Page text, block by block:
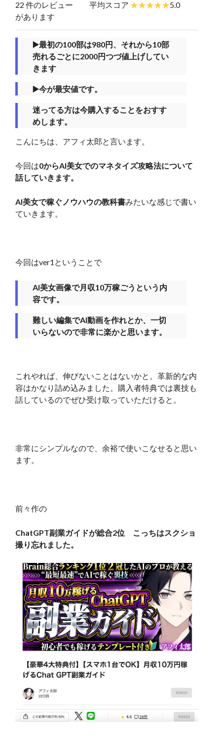
22 件のレビュー
があります
平均スコア 5.0
▶️最初の100部は980円、それから10部
売れるごとに2000円つづ値上げしてい
きます
▶️今が最安値です。
迷ってる方は今購入することをおすす
めします。
こんにちは、アフィ太郎と言います。
今回は0からAI美女でのマネタイズ攻略法について
話していきます。
AI美女で稼ぐノウハウの教科書みたいな感じで書い
ていきます。
今回はver1ということで
AI美女画像で月収10万稼ごうという内
容です。
難しい編集でAI動画を作れとか、一切
いらないので非常に楽かと思います。
これやれば、伸びないことはないかと。革新的な内
容はかなり詰め込みました。購入者特典では裏技も
話しているのでぜひ受け取っていただけると。
非常にシンプルなので、余裕で使いこなせると思い
ます。
前々作の
ChatGPT副業ガイドが総合2位 こっちはスクショ
撮り忘れました。